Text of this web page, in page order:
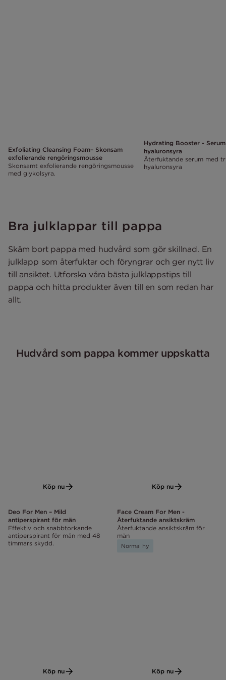
Exfoliating Cleansing Foam– Skonsam
exfolierande rengöringsmousse
Skonsamt exfolierande rengöringsmousse
med glykolsyra.
Hydrating Booster -
hyaluronsyra
Återfuktande serum med
hyaluronsyra
Bra julklappar till pappa
Skäm bort pappa med hudvård som gör skillnad. En
julklapp som återfuktar och föryngrar och ger nytt liv
till ansiktet. Utforska våra bästa julklappstips till
pappa och hitta produkter även till en som redan har
allt.
Hudvård som pappa kommer uppskatta
Köp nu
Deo For Men – Mild
antiperspirant för män
Effektiv och snabbtorkande
antiperspirant för män med 48
timmars skydd.
Köp nu
Face Cream For Men -
Återfuktande ansiktskräm
Återfuktande ansiktskräm för
män
Normal hy
Köp nu Köp nu